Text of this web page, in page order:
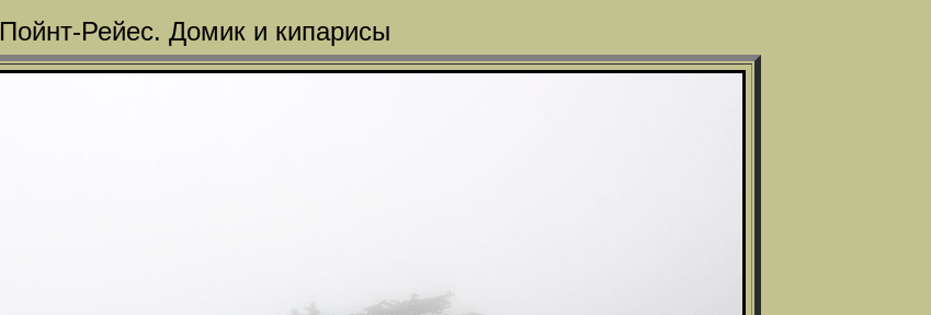
Пойнт-Рейес. Домик и кипарисы